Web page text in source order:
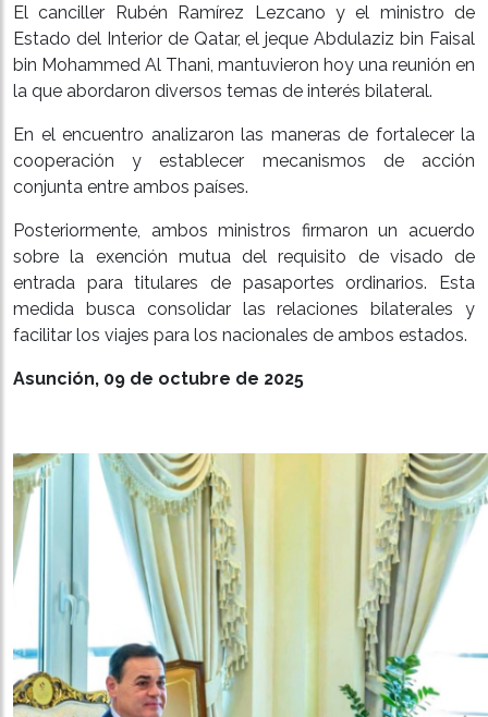
El canciller Rubén Ramírez Lezcano y el ministro de
Estado del Interior de Qatar, el jeque Abdulaziz bin Faisal
bin Mohammed Al Thani, mantuvieron hoy una reunión en
la que abordaron diversos temas de interés bilateral.
En el encuentro analizaron las maneras de fortalecer la
cooperación y establecer mecanismos de acción
conjunta entre ambos países.
Posteriormente, ambos ministros firmaron un acuerdo
sobre la exención mutua del requisito de visado de
entrada para titulares de pasaportes ordinarios. Esta
medida busca consolidar las relaciones bilaterales y
facilitar los viajes para los nacionales de ambos estados.
Asunción, 09 de octubre de 2025